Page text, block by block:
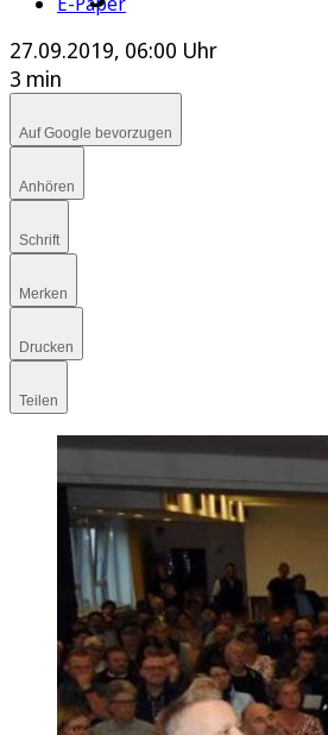
27.09.2019, 06:00 Uhr
3 min
Auf Google bevorzugen
Anhören
Schrift
Merken
Drucken
Teilen